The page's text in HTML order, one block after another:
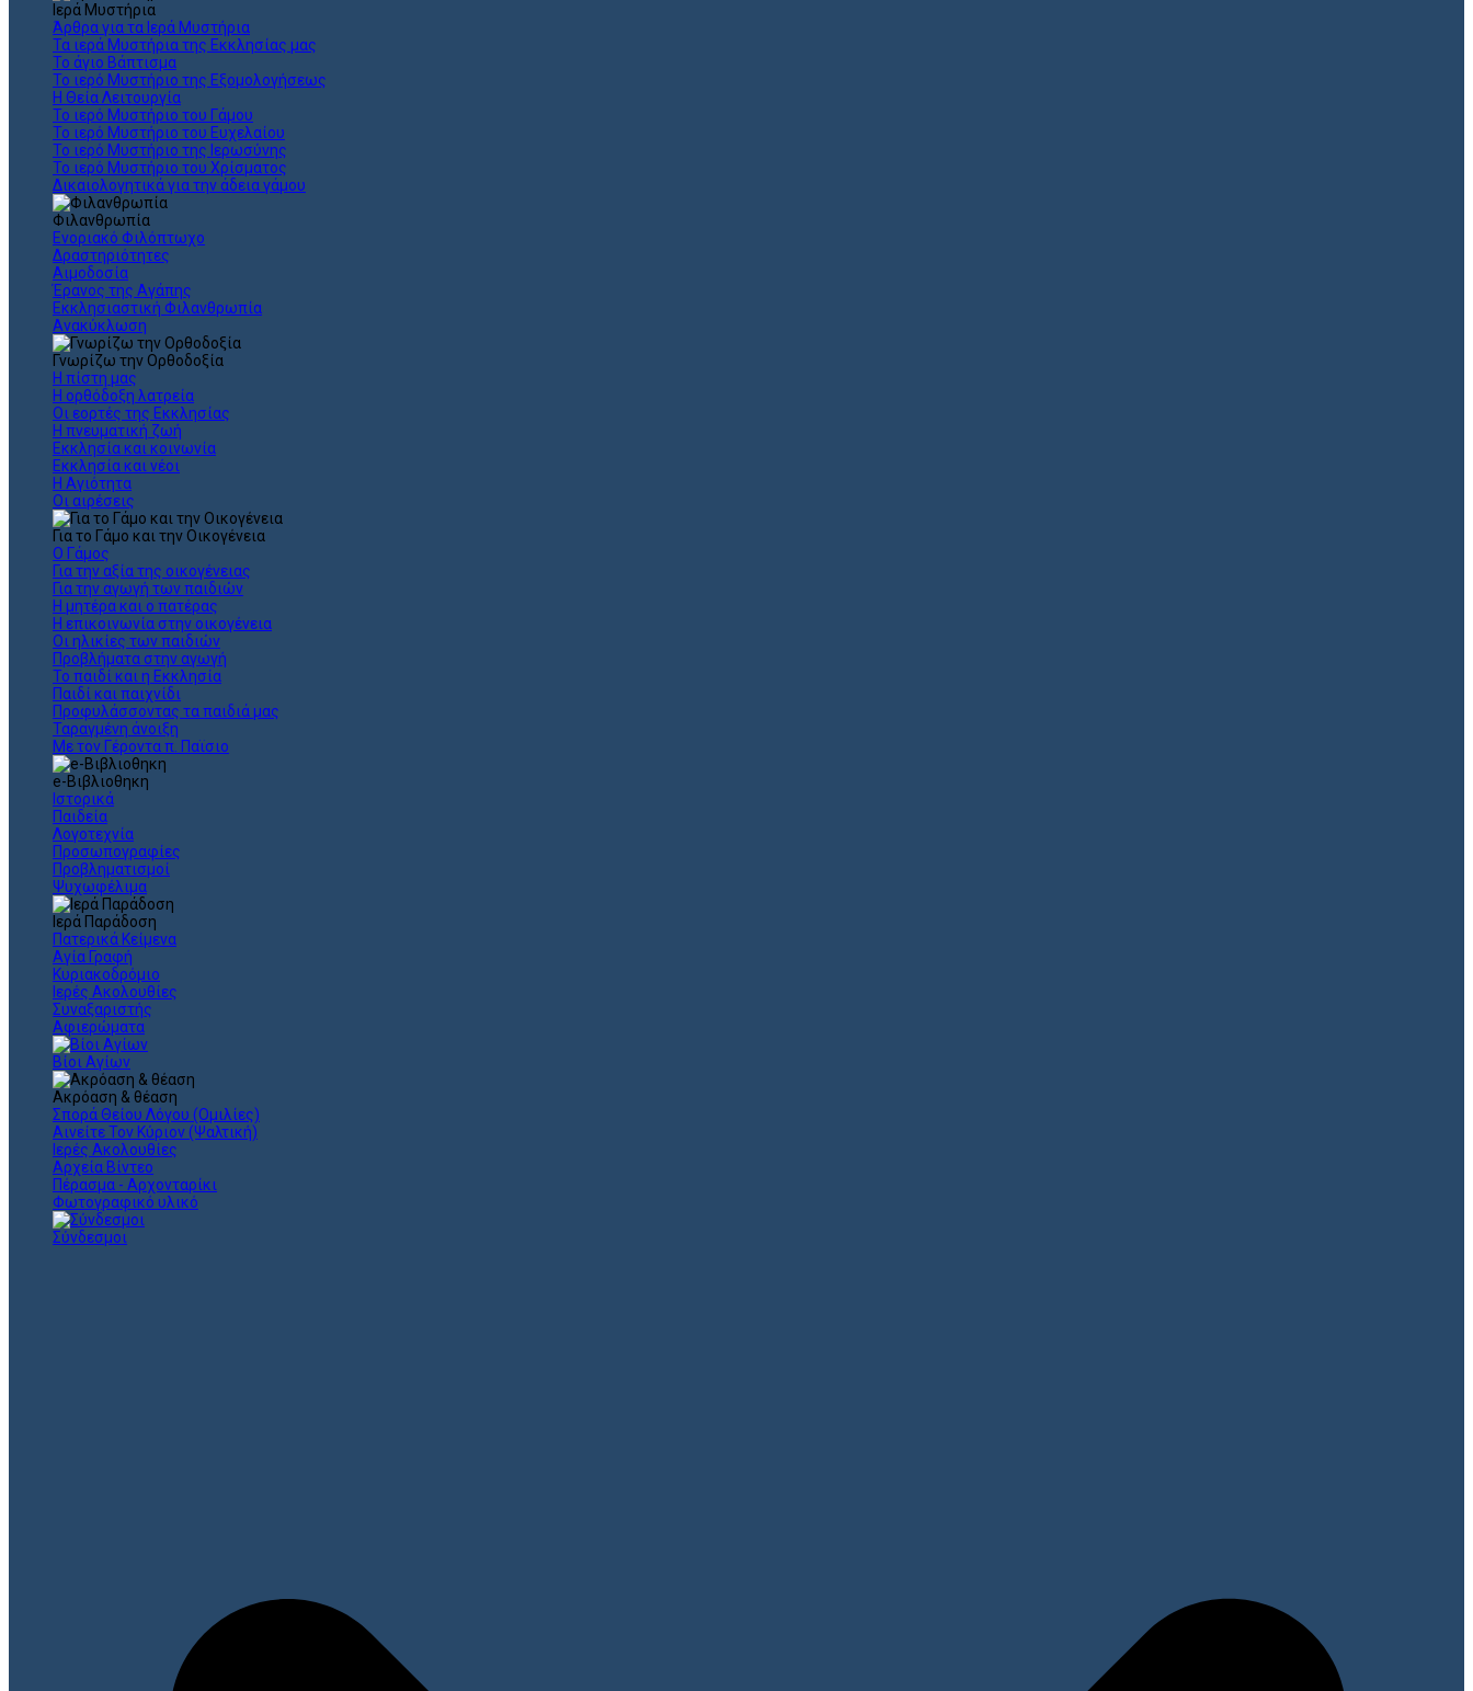
Ιερά Μυστήρια
Άρθρα για τα Ιερά Μυστήρια
Τα ιερά Μυστήρια της Εκκλησίας μας
Το άγιο Βάπτισμα
Το ιερό Μυστήριο της Εξομολογήσεως
Η Θεία Λειτουργία
Το ιερό Μυστήριο του Γάμου
Το ιερό Μυστήριο του Ευχελαίου
Το ιερό Μυστήριο της Ιερωσύνης
Το ιερό Μυστήριο του Χρίσματος
Δικαιολογητικά για την άδεια γάμου
Φιλανθρωπία
Ενοριακό Φιλόπτωχο
Δραστηριότητες
Αιμοδοσία
Έρανος της Αγάπης
Εκκλησιαστική Φιλανθρωπία
Ανακύκλωση
Γνωρίζω την Ορθοδοξία
Η πίστη μας
Η ορθόδοξη λατρεία
Οι εορτές της Εκκλησίας
Η πνευματική ζωή
Εκκλησία και κοινωνία
Εκκλησία και νέοι
Η Αγιότητα
Οι αιρέσεις
Για το Γάμο και την Οικογένεια
Ο Γάμος
Για την αξία της οικογένειας
Για την αγωγή των παιδιών
Η μητέρα και ο πατέρας
Η επικοινωνία στην οικογένεια
Οι ηλικίες των παιδιών
Προβλήματα στην αγωγή
Το παιδί και η Εκκλησία
Παιδί και παιχνίδι
Προφυλάσσοντας τα παιδιά μας
Ταραγμένη άνοιξη
Με τον Γέροντα π. Παϊσιο
e-Βιβλιοθηκη
Ιστορικά
Παιδεία
Λογοτεχνία
Προσωπογραφίες
Προβληματισμοί
Ψυχωφέλιμα
Ιερά Παράδοση
Πατερικά Κείμενα
Αγία Γραφή
Κυριακοδρόμιο
Ιερές Ακολουθίες
Συναξαριστής
Αφιερώματα
Βίοι Αγίων
Ακρόαση & θέαση
Σπορά Θείου Λόγου (Ομιλίες)
Αινείτε Τον Κύριον (Ψαλτική)
Ιερές Ακολουθίες
Αρχεία Βίντεο
Πέρασμα - Αρχονταρίκι
Φωτογραφικό υλικό
Σύνδεσμοι